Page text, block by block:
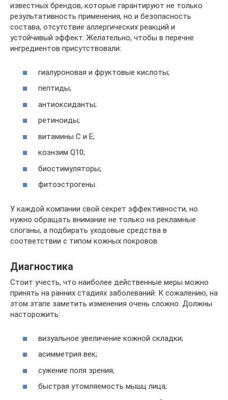
известных брендов, которые гарантируют не только
результативность применения, но и безопасность
состава, отсутствие аллергических реакций и
устойчивый эффект. Желательно, чтобы в перечне
ингредиентов присутствовали:
гиалуроновая и фруктовые кислоты;
пептиды;
антиоксиданты;
ретиноиды;
витамины С и Е;
коэнзим Q10;
биостимуляторы;
фитоэстрогены.
У каждой компании свой секрет эффективности, но
нужно обращать внимание не только на рекламные
слоганы, а подбирать уходовые средства в
соответствии с типом кожных покровов.
Диагностика
Стоит учесть, что наиболее действенные меры можно
принять на ранних стадиях заболеваний. К сожалению, на
этом этапе заметить изменения очень сложно. Должны
насторожить:
визуальное увеличение кожной складки;
асимметрия век;
сужение поля зрения;
быстрая утомляемость мышц лица;